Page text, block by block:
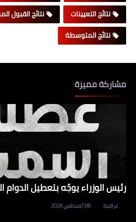
نتائج التعيينات
نتائج القبول
نتائج المتوسطة
مشاركة مميزة
رئيس الوزراء يوجّه بتعطيل الدوام
عراقية 08 أغسطس 2026